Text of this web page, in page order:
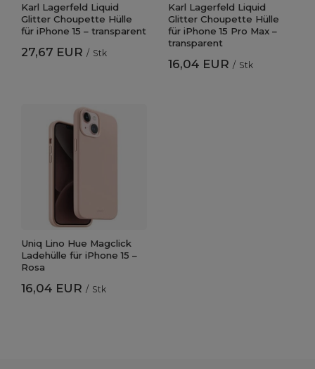
Karl Lagerfeld Liquid
Glitter Choupette Hülle
für iPhone 15 – transparent
27,67 EUR / Stk
Karl Lagerfeld Liquid
Glitter Choupette Hülle
für iPhone 15 Pro Max –
transparent
16,04 EUR / Stk
Uniq Lino Hue Magclick
Ladehülle für iPhone 15 –
Rosa
16,04 EUR / Stk